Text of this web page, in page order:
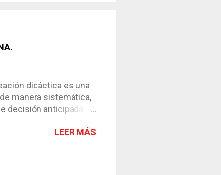
didáctica es una
manera sistemática,
decisión anticipada
necesario
*Requiere de la
LEER MÁS